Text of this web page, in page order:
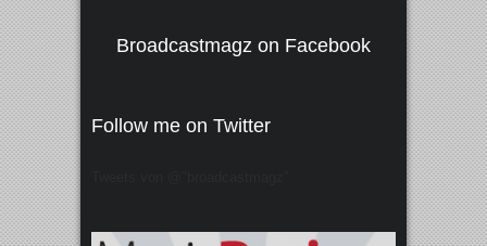
Broadcastmagz on Facebook
Follow me on Twitter